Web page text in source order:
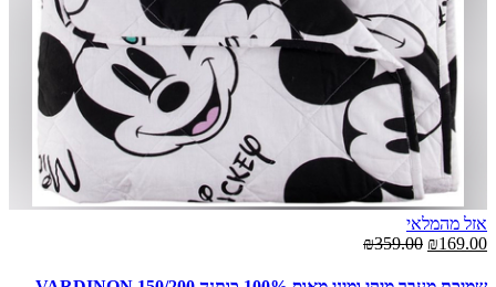
אזל מהמלאי
₪169.00
₪359.00